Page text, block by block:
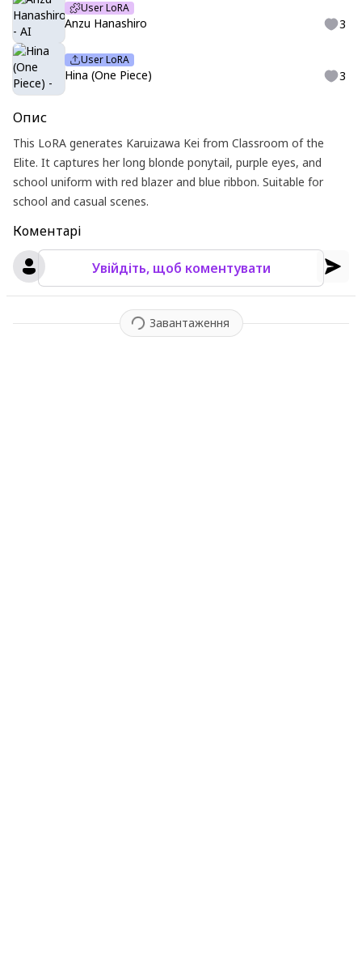
User LoRA
Anzu Hanashiro 3
User LoRA
Hina (One Piece) 3
Опис
This LoRA generates Karuizawa Kei from Classroom of the
Elite. It captures her long blonde ponytail, purple eyes, and
school uniform with red blazer and blue ribbon. Suitable for
school and casual scenes.
Коментарі
Увійдіть, щоб коментувати
Завантаження